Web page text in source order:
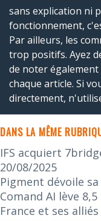
sans explication ni
fonctionnement,
Par ailleurs, les
trop positifs. Ayez
de noter
chaque article. Si
directement,
DANS LA MÊME
IFS acquiert
20/08/2025
Pigment dévoile
Comand AI lève
France et ses alliés